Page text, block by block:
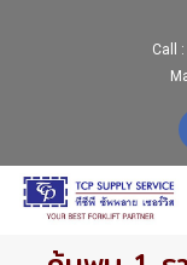
Call :